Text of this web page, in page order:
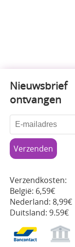
Nieuwsbrief
ontvangen
Verzendkosten:
België: 6,59€
Nederland: 8,99€
Duitsland: 9.59€